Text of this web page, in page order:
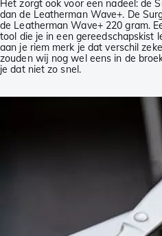
Het zorgt ook voor een nadeel: de
dan de Leatherman Wave+. De
de Leatherman Wave+ 220 gram.
tool die je in een gereedschapskist
aan je riem merk je dat verschil
zouden wij nog wel eens in de
je dat niet zo snel.